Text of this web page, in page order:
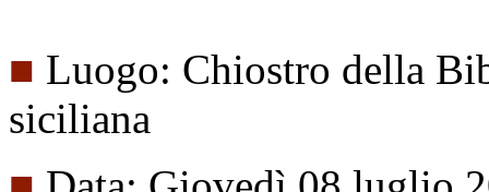
■ Luogo: Chiostro della
siciliana